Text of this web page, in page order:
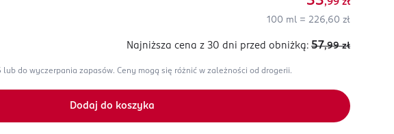
,99 zł
100 ml = 226,60 zł
Najniższa cena z 30 dni przed obniżką: 57,99 zł
lub do wyczerpania zapasów. Ceny mogą się różnić w zależności od drogerii.
Dodaj do koszyka